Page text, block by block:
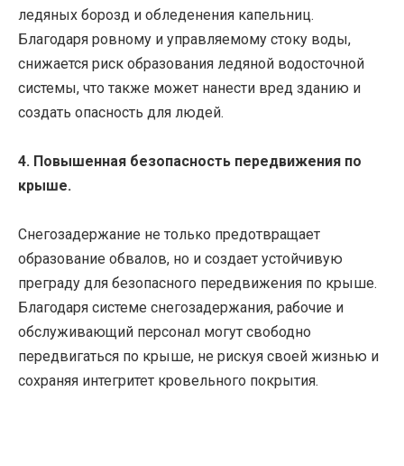
ледяных борозд и обледенения капельниц.
Благодаря ровному и управляемому стоку воды,
снижается риск образования ледяной водосточной
системы, что также может нанести вред зданию и
создать опасность для людей.
4. Повышенная безопасность передвижения по
крыше.
Снегозадержание не только предотвращает
образование обвалов, но и создает устойчивую
преграду для безопасного передвижения по крыше.
Благодаря системе снегозадержания, рабочие и
обслуживающий персонал могут свободно
передвигаться по крыше, не рискуя своей жизнью и
сохраняя интегритет кровельного покрытия.